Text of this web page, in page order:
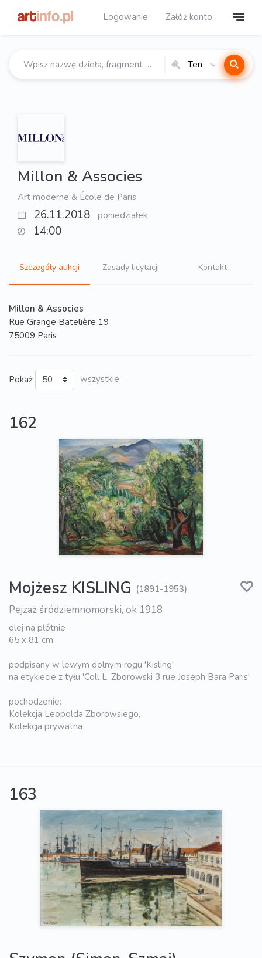
Logowanie Załóż konto
Ten
Millon & Associes
Art moderne & École de Paris
26.11.2018 poniedziałek
14:00
Szczegóły aukcji Zasady licytacji Kontakt
Millon & Associes
Rue Grange Batelière 19
75009 Paris
Pokaż wszystkie
162
Mojżesz KISLING (1891-1953)
Pejzaż śródziemnomorski, ok 1918
olej na płótnie
65 x 81 cm
podpisany w lewym dolnym rogu 'Kisling'
na etykiecie z tyłu 'Coll L. Zborowski 3 rue Joseph Bara Paris'
pochodzenie:
Kolekcja Leopolda Zborowsiego,
Kolekcja prywatna
163